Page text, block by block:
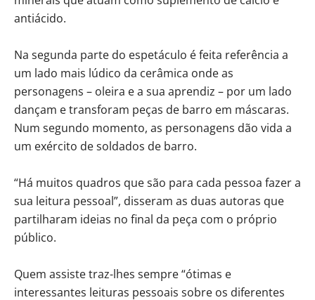
antiácido.
Na segunda parte do espetáculo é feita referência a
um lado mais lúdico da cerâmica onde as
personagens – oleira e a sua aprendiz – por um lado
dançam e transforam peças de barro em máscaras.
Num segundo momento, as personagens dão vida a
um exército de soldados de barro.
“Há muitos quadros que são para cada pessoa fazer a
sua leitura pessoal”, disseram as duas autoras que
partilharam ideias no final da peça com o próprio
público.
Quem assiste traz-lhes sempre “ótimas e
interessantes leituras pessoais sobre os diferentes